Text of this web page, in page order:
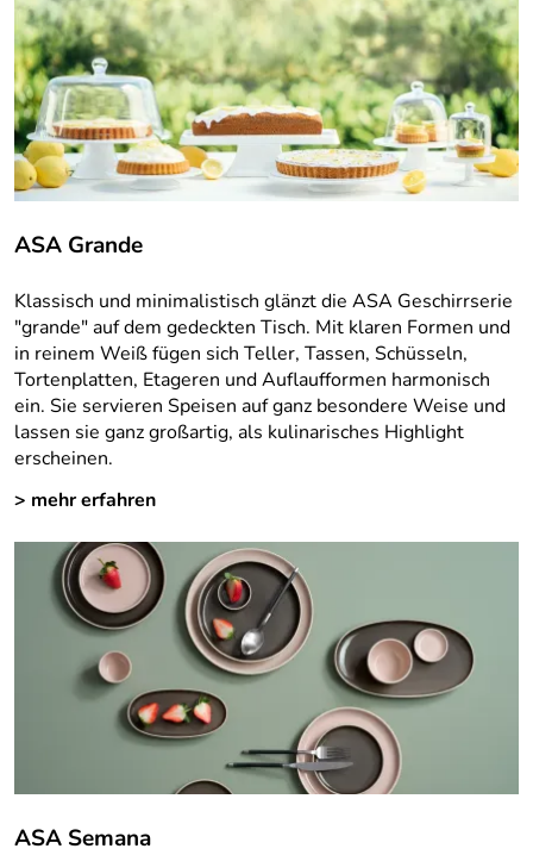
ASA Grande
Klassisch und minimalistisch glänzt die ASA Geschirrserie
"grande" auf dem gedeckten Tisch. Mit klaren Formen und
in reinem Weiß fügen sich Teller, Tassen, Schüsseln,
Tortenplatten, Etageren und Auflaufformen harmonisch
ein. Sie servieren Speisen auf ganz besondere Weise und
lassen sie ganz großartig, als kulinarisches Highlight
erscheinen.
> mehr erfahren
ASA Semana